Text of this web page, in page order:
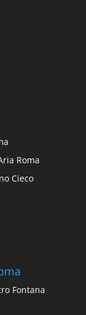
Roma
Cieco
Fontana